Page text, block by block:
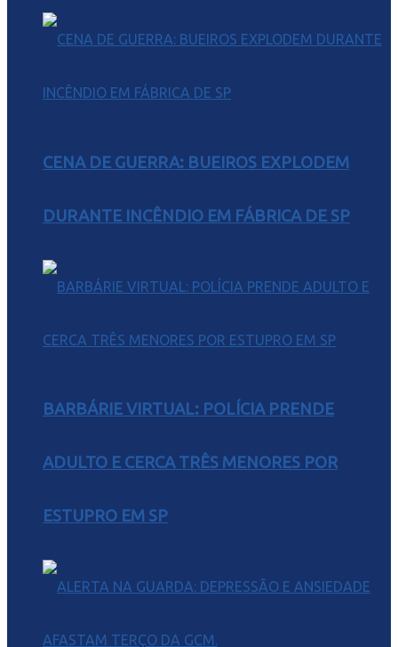
CENA DE GUERRA: BUEIROS EXPLODEM
DURANTE INCÊNDIO EM FÁBRICA DE SP
BARBÁRIE VIRTUAL: POLÍCIA PRENDE
ADULTO E CERCA TRÊS MENORES POR
ESTUPRO EM SP